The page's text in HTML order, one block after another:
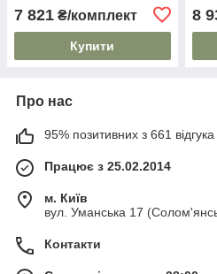
7 821 ₴/комплект
Купити
8
Про нас
95% позитивних з 661 відгука
Працює з 25.02.2014
м. Київ
вул. Уманська 17
Контакти